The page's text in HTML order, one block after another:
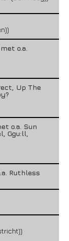
o.a.
Up The
o.a. Sun
Ggu:ll,
Ruthless